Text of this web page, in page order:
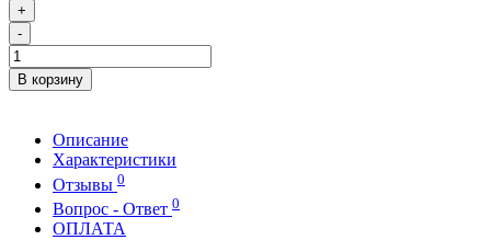
+
-
В корзину
Описание
Характеристики
Отзывы 0
Вопрос - Ответ 0
ОПЛАТА